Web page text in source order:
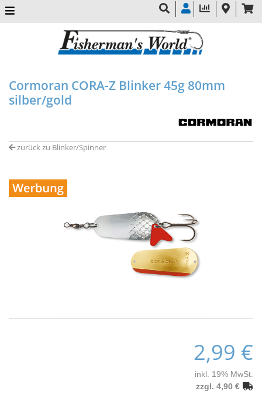
Cormoran CORA-Z Blinker 45g 80mm
silber/gold
zurück zu Blinker/Spinner
2,99 €
inkl. 19% MwSt.
zzgl. 4,90 €